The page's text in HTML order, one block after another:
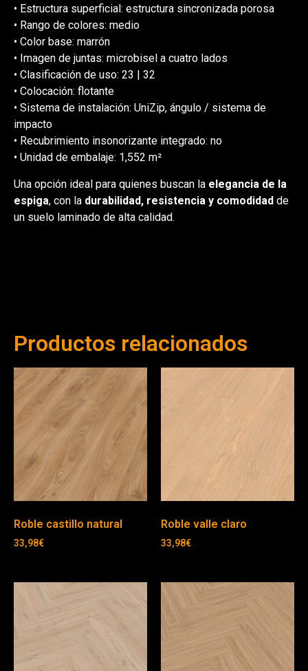
• Estructura superficial: estructura sincronizada porosa
• Rango de colores: medio
• Color base: marrón
• Imagen de juntas: microbisel a cuatro lados
• Clasificación de uso: 23 | 32
• Colocación: flotante
• Sistema de instalación: UniZip, ángulo / sistema de
impacto
• Recubrimiento insonorizante integrado: no
• Unidad de embalaje: 1,552 m²
Una opción ideal para quienes buscan la elegancia de la
espiga, con la durabilidad, resistencia y comodidad de
un suelo laminado de alta calidad.
Productos relacionados
Roble castillo natural
33,98€
Roble valle claro
33,98€